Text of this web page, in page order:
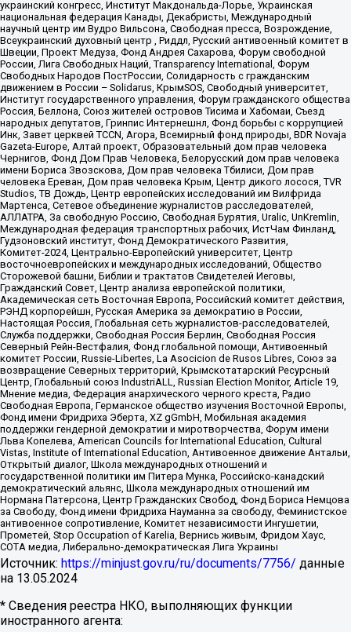
украинский конгресс, Институт Макдональда-Лорье, Украинская
национальная федерация Канады, Декабристы, Международный
научный центр им Вудро Вильсона, Свободная пресса, Возрождение,
Всеукраинский духовный центр , Риддл, Русский антивоенный комитет в
Швеции, Проект Медуза, Фонд Андрея Сахарова, Форум свободной
России, Лига Свободных Наций, Transparеncy International, Форум
Свободных Народов ПостРоссии, Солидарность с гражданским
движением в России – Solidarus, КрымSOS, Свободный университет,
Институт государственного управления, Форум гражданского общества
Россия, Беллона, Союз жителей островов Тисима и Хабомаи, Съезд
народных депутатов, Гринпис Интернешнл, Фонд борьбы с коррупцией
Инк, Завет церквей TCCN, Агора, Всемирный фонд природы, BDR Novaja
Gazeta-Europe, Алтай проект, Образовательный дом прав человека
Чернигов, Фонд Дом Прав Человека, Белорусский дом прав человека
имени Бориса Звозскова, Дом прав человека Тбилиси, Дом прав
человека Ереван, Дом прав человека Крым, Центр дикого лосося, TVR
Studios, ТВ Дождь, Центр европейских исследований им Вилфрида
Мартенса, Сетевое объединение журналистов расследователей,
АЛЛАТРА, За свободную Россию, Свободная Бурятия, Uralic, UnKremlin,
Международная федерация транспортных рабочих, ИстЧам Финланд,
Гудзоновский институт, Фонд Демократического Развития,
Комитет-2024, Центрально-Европейский университет, Центр
восточноевропейских и международных исследований, Общество
Сторожевой башни, Библии и трактатов Свидетелей Иеговы,
Гражданский Совет, Центр анализа европейской политики,
Академическая сеть Восточная Европа, Российский комитет действия,
РЭНД корпорейшн, Русская Америка за демократию в России,
Настоящая Россия, Глобальная сеть журналистов-расследователей,
Служба поддержки, Свободная Россия Берлин, Свободная Россия
Северный Рейн-Вестфалия, Фонд глобальной помощи, Антивоенный
комитет России, Russie-Libertes, La Asocicion de Rusos Libres, Союз за
возвращение Северных территорий, Крымскотатарский Ресурсный
Центр, Глобальный союз IndustriALL, Russian Election Monitor, Article 19,
Мнение медиа, Федерация анархического черного креста, Радио
Свободная Европа, Германское общество изучения Восточной Европы,
Фонд имени Фридриха Эберта, XZ gGmbH, Мобильная академия
поддержки гендерной демократии и миротворчества, Форум имени
Льва Копелева, American Councils for International Education, Cultural
Vistas, Institute of International Education, Антивоенное движение Антальи,
Открытый диалог, Школа международных отношений и
государственной политики им Питера Мунка, Российско-канадский
демократический альянс, Школа международных отношений им
Нормана Патерсона, Центр Гражданских Свобод, Фонд Бориса Немцова
за Свободу, Фонд имени Фридриха Науманна за свободу, Феминистское
антивоенное сопротивление, Комитет независимости Ингушетии,
Прометей, Stop Occupation of Karelia, Вернись живым, Фридом Хаус,
СОТА медиа, Либерально-демократическая Лига Украины
Источник: https://minjust.gov.ru/ru/documents/7756/ данные
на 13.05.2024
* Сведения реестра НКО, выполняющих функции
иностранного агента: